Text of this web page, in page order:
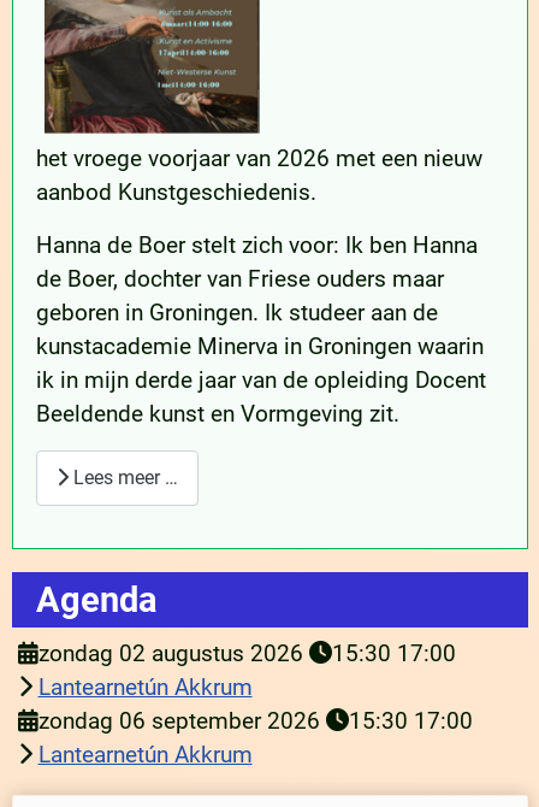
het vroege voorjaar van 2026 met een nieuw
aanbod Kunstgeschiedenis.
Hanna de Boer stelt zich voor: Ik ben Hanna
de Boer, dochter van Friese ouders maar
geboren in Groningen. Ik studeer aan de
kunstacademie Minerva in Groningen waarin
ik in mijn derde jaar van de opleiding Docent
Beeldende kunst en Vormgeving zit.
Lees meer …
Agenda
zondag 02 augustus 2026 15:30 17:00
Lantearnetún Akkrum
zondag 06 september 2026
15:30 17:00
Lantearnetún Akkrum